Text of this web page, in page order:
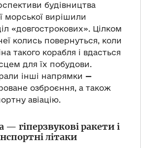
будівництва
морської вирішили
«довгострокових». Цілком
колись повернуться, коли
такого корабля і вдасться
для їх побудови.
інші напрямки —
озброєння, а також
авіацію.
гіперзвукові ракети і
літаки